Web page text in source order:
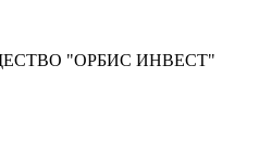
"ОРБИС ИНВЕСТ"